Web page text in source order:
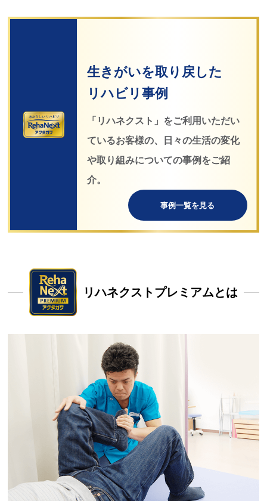
生きがいを取り戻した
リハビリ事例
「リハネクスト」をご利用いただい
ているお客様の、
日々の生活の変化
や取り組みについての事例をご紹
介。
事例一覧を見る
リハネクストプレミアムとは